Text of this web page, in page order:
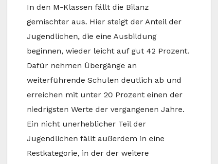
In den M-Klassen fällt die Bilanz
gemischter aus. Hier steigt der Anteil der
Jugendlichen, die eine Ausbildung
beginnen, wieder leicht auf gut 42 Prozent.
Dafür nehmen Übergänge an
weiterführende Schulen deutlich ab und
erreichen mit unter 20 Prozent einen der
niedrigsten Werte der vergangenen Jahre.
Ein nicht unerheblicher Teil der
Jugendlichen fällt außerdem in eine
Restkategorie, in der der weitere